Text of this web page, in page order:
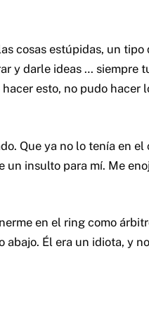
cosas estúpidas, un tipo
y darle ideas … siempre
esto, no pudo hacer
Que ya no lo tenía en el
un insulto para mí. Me
en el ring como
Él era un idiota, y